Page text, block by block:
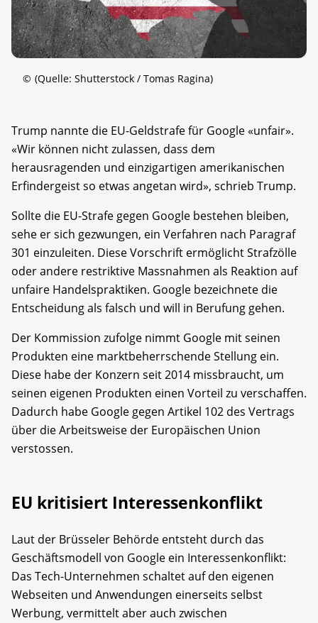
© (Quelle: Shutterstock / Tomas Ragina)
Trump nannte die EU-Geldstrafe für Google «unfair».
«Wir können nicht zulassen, dass dem
herausragenden und einzigartigen amerikanischen
Erfindergeist so etwas angetan wird», schrieb Trump.
Sollte die EU-Strafe gegen Google bestehen bleiben,
sehe er sich gezwungen, ein Verfahren nach Paragraf
301 einzuleiten. Diese Vorschrift ermöglicht Strafzölle
oder andere restriktive Massnahmen als Reaktion auf
unfaire Handelspraktiken. Google bezeichnete die
Entscheidung als falsch und will in Berufung gehen.
Der Kommission zufolge nimmt Google mit seinen
Produkten eine marktbeherrschende Stellung ein.
Diese habe der Konzern seit 2014 missbraucht, um
seinen eigenen Produkten einen Vorteil zu verschaffen.
Dadurch habe Google gegen Artikel 102 des Vertrags
über die Arbeitsweise der Europäischen Union
verstossen.
EU kritisiert Interessenkonflikt
Laut der Brüsseler Behörde entsteht durch das
Geschäftsmodell von Google ein Interessenkonflikt:
Das Tech-Unternehmen schaltet auf den eigenen
Webseiten und Anwendungen einerseits selbst
Werbung, vermittelt aber auch zwischen